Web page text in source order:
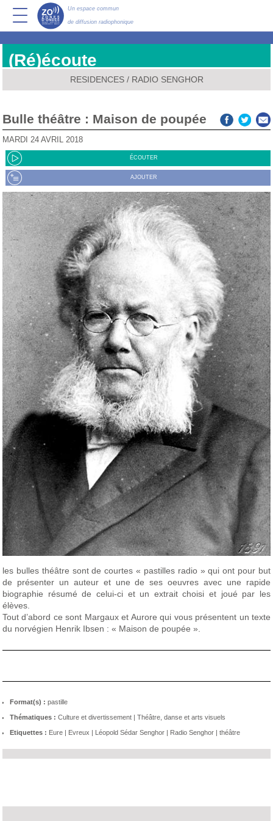
Un espace commun
de diffusion radiophonique
(Ré)écoute
RESIDENCES/ RADIO SENGHOR
Bulle théâtre : Maison de poupée
MARDI 24 AVRIL 2018
ÉCOUTER
AJOUTER
les bulles théâtre sont de courtes « pastilles radio » qui ont pour but
de présenter un auteur et une de ses oeuvres avec une rapide
biographie résumé de celui-ci et un extrait choisi et joué par les
élèves.
Tout d’abord ce sont Margaux et Aurore qui vous présentent un texte
du norvégien Henrik Ibsen : « Maison de poupée ».
Format(s) : pastille
Thématiques : Culture et divertissement Théâtre, danse et arts visuels
Etiquettes : Eure Evreux Léopold Sédar Senghor Radio Senghor théâtre